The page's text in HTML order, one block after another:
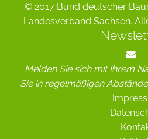
© 2017 Bund deutscher
Landesverband Sachsen.
Melden Sie sich mit Ihrem
Sie in regelmäßigen